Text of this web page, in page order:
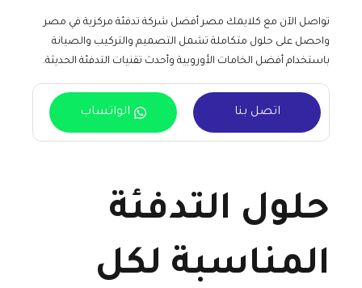
تواصل الآن مع كلايمك مصر أفضل شركة تدفئة مركزية في مصر
واحصل على حلول متكاملة تشمل التصميم والتركيب والصيانة
باستخدام أفضل الخامات الأوروبية وأحدث تقنيات التدفئة الحديثة.
اتصل بنا الواتساب
حلول التدفئة
المناسبة لكل